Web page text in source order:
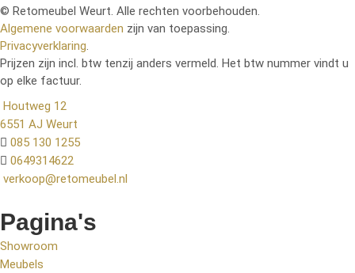
© Retomeubel Weurt. Alle rechten voorbehouden.
Algemene voorwaarden zijn van toepassing.
Privacyverklaring.
Prijzen zijn incl. btw tenzij anders vermeld. Het btw nummer vindt u
op elke factuur.
Houtweg 12
6551 AJ Weurt
085 130 1255
0649314622
verkoop@retomeubel.nl
Pagina's
Showroom
Meubels